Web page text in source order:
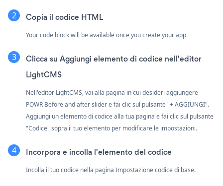
Copia il codice HTML
Your code block will be available once you create your app
Clicca su Aggiungi elemento di codice nell'editor
LightCMS
Nell'editor LightCMS, vai alla pagina in cui desideri aggiungere
POWR Before and after slider e fai clic sul pulsante "+ AGGIUNGI".
Aggiungi un elemento di codice alla tua pagina e fai clic sul pulsante
"Codice" sopra il tuo elemento per modificare le impostazioni.
Incorpora e incolla l'elemento del codice
Incolla il tuo codice nella pagina Impostazione codice di base.